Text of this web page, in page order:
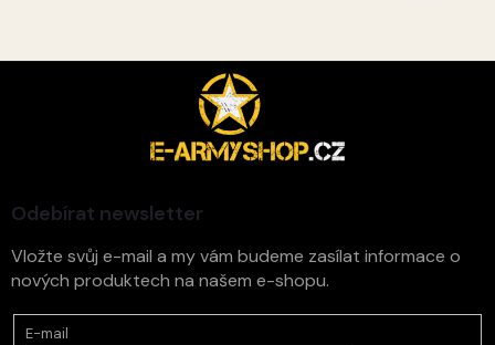
Odebírat newsletter
Vložte svůj e-mail a my vám budeme zasílat informace o
nových produktech na našem e-shopu.
E-mail